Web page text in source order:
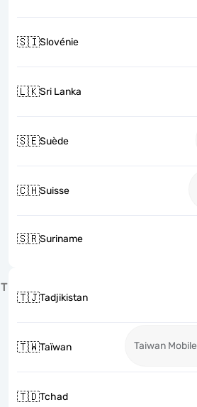
🇸🇮Slovénie
🇱🇰Sri Lanka
🇸🇪Suède
🇨🇭Suisse
🇸🇷Suriname
T
🇹🇯Tadjikistan
🇹🇼Taïwan Taiwan Mobile
🇹🇩Tchad